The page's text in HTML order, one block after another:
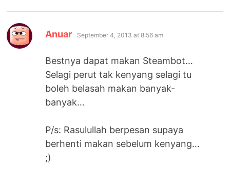
Anuar says:
September 4, 2013 at 8:56 am
Bestnya dapat makan Steambot…
Selagi perut tak kenyang selagi tu
boleh belasah makan banyak-
banyak…
P/s: Rasulullah berpesan supaya
berhenti makan sebelum kenyang…
;)